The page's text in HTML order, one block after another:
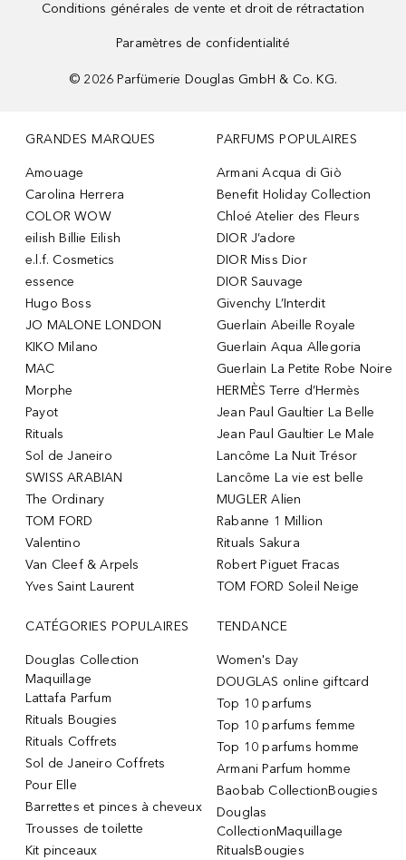
Conditions générales de vente et droit de rétractation
Paramètres de confidentialité
© 2026 Parfümerie Douglas GmbH & Co. KG.
GRANDES MARQUES
Amouage
Carolina Herrera
COLOR WOW
eilish Billie Eilish
e.l.f. Cosmetics
essence
Hugo Boss
JO MALONE LONDON
KIKO Milano
MAC
Morphe
Payot
Rituals
Sol de Janeiro
SWISS ARABIAN
The Ordinary
TOM FORD
Valentino
Van Cleef & Arpels
Yves Saint Laurent
PARFUMS POPULAIRES
Armani Acqua di Giò
Benefit Holiday Collection
Chloé Atelier des Fleurs
DIOR J’adore
DIOR Miss Dior
DIOR Sauvage
Givenchy L’Interdit
Guerlain Abeille Royale
Guerlain Aqua Allegoria
Guerlain La Petite Robe Noire
HERMÈS Terre d’Hermès
Jean Paul Gaultier La Belle
Jean Paul Gaultier Le Male
Lancôme La Nuit Trésor
Lancôme La vie est belle
MUGLER Alien
Rabanne 1 Million
Rituals Sakura
Robert Piguet Fracas
TOM FORD Soleil Neige
CATÉGORIES POPULAIRES
Douglas Collection
Maquillage
Lattafa Parfum
Rituals Bougies
Rituals Coffrets
Sol de Janeiro Coffrets
Pour Elle
Barrettes et pinces à cheveux
Trousses de toilette
Kit pinceaux
TENDANCE
Women's Day
DOUGLAS online giftcard
Top 10 parfums
Top 10 parfums femme
Top 10 parfums homme
Armani Parfum homme
Baobab CollectionBougies
Douglas
CollectionMaquillage
RitualsBougies